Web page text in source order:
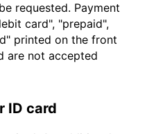
requested. Payment
card", "prepaid",
printed on the front
are not accepted
ID card